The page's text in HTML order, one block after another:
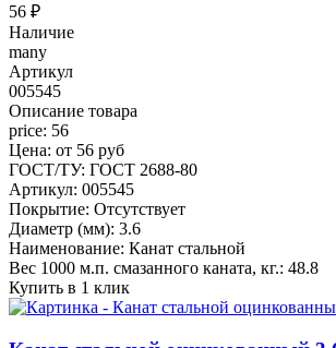
56 ₽
Наличие
many
Артикул
005545
Описание товара
price: 56
Цена: от 56 руб
ГОСТ/ТУ: ГОСТ 2688-80
Артикул: 005545
Покрытие: Отсутствует
Диаметр (мм): 3.6
Наименование: Канат стальной
Вес 1000 м.п. смазанного каната, кг.: 48.8
Купить в 1 клик